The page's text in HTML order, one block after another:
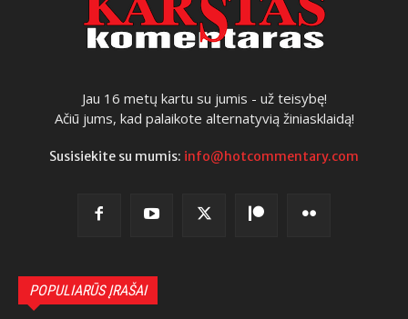
Jau 16 metų kartu su jumis - už teisybę!
Ačiū jums, kad palaikote alternatyvią žiniasklaidą!
Susisiekite su mumis: info@hotcommentary.com
POPULIARŪS ĮRAŠAI